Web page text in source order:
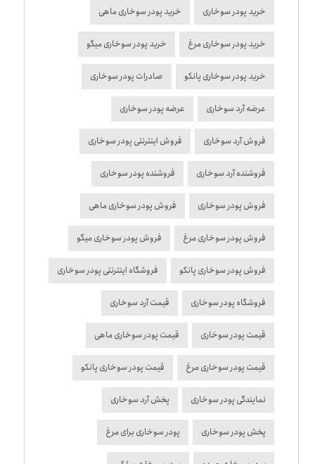
خرید پودر سوخاری خرید پودر سوخاری ماهی
خرید پودر سوخاری مرغ خرید پودر سوخاری میگو
خرید پودر سوخاری پانکو صادرات پودر سوخاری
عرضه آرد سوخاری عرضه پودر سوخاری
فروش آرد سوخاری فروش اینترنتی پودر سوخاری
فروشنده آرد سوخاری فروشنده پودر سوخاری
فروش پودر سوخاری فروش پودر سوخاری ماهی
فروش پودر سوخاری مرغ فروش پودر سوخاری میگو
فروش پودر سوخاری پانکو فروشگاه اینترنتی پودر سوخاری
فروشگاه پودر سوخاری قیمت آرد سوخاری
قیمت پودر سوخاری قیمت پودر سوخاری ماهی
قیمت پودر سوخاری مرغ قیمت پودر سوخاری پانکو
نمایندگی پودر سوخاری پخش آرد سوخاری
پخش پودر سوخاری پودر سوخاری برای مرغ